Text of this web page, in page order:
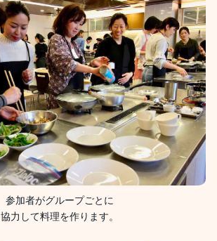
参加者がグループごとに
協力して料理を作ります。